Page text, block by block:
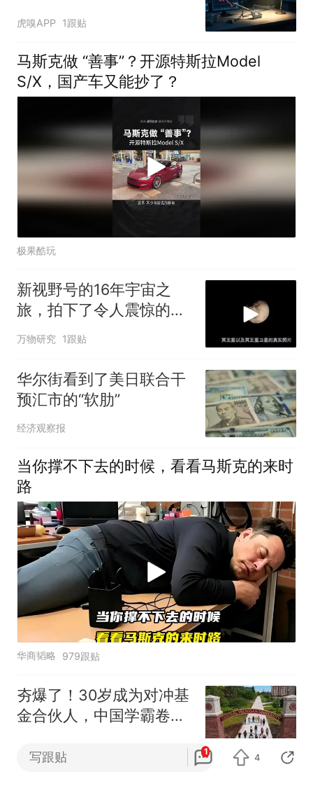
虎嗅APP 1跟贴
马斯克做 “善事”？开源特斯拉Model
S/X，国产车又能抄了？
极果酷玩
新视野号的16年宇宙之
旅，拍下了令人震惊的照
片！
万物研究 1跟贴
华尔街看到了美日联合干
预汇市的“软肋”
经济观察报
当你撑不下去的时候，看看马斯克的来时
路
华商韬略 979跟贴
夯爆了！30岁成为对冲基
金合伙人，中国学霸卷翻
写跟贴 1
4